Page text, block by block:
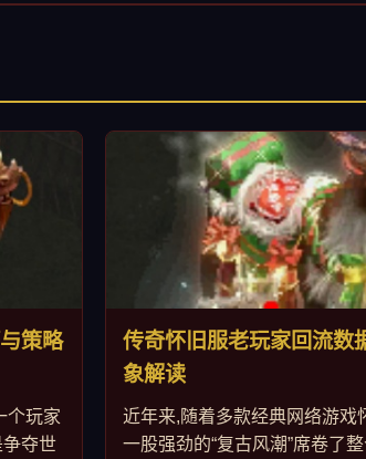
策略
个玩家
夺世
传奇怀旧服老玩家回流数
象解读
近年来,随着多款经典网络游戏
一股强劲的“复古风潮”席卷了